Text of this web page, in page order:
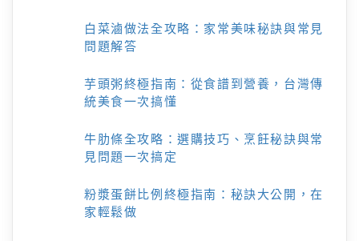
白菜滷做法全攻略：家常美味秘訣與常見
問題解答
芋頭粥終極指南：從食譜到營養，台灣傳
統美食一次搞懂
牛肋條全攻略：選購技巧、烹飪秘訣與常
見問題一次搞定
粉漿蛋餅比例終極指南：秘訣大公開，在
家輕鬆做